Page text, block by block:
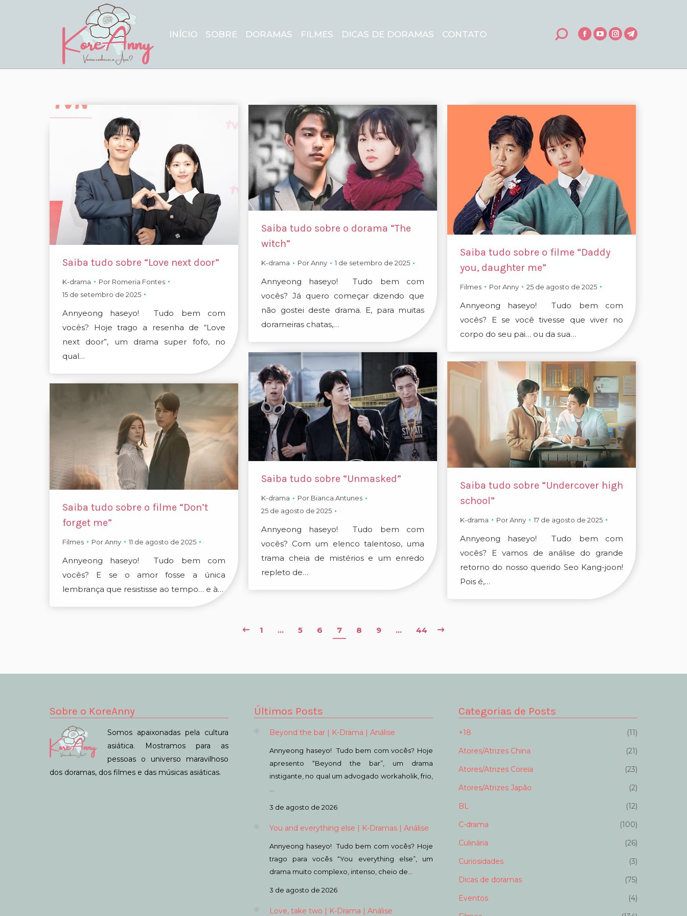
INÍCIO SOBRE DORAMAS FILMES DICAS DE DORAMAS CONTATO Search: Facebook
YouTube
Instagram
Telegram
Saiba tudo sobre “Love next door”
K-drama Por Romeria Fontes
15 de setembro de 2025
Annyeong haseyo! Tudo bem com
vocês? Hoje trago a resenha de “Love
next door”, um drama super fofo, no
qual…
Saiba tudo sobre o dorama “The
witch”
K-drama PorAnny 1 de setembro de 2025
Annyeong haseyo! Tudo bem com
vocês? Já quero começar dizendo que
não gostei deste drama. E, para muitas
dorameiras chatas,…
Saiba tudo sobre o filme “Daddy
you, daughter me”
Filmes PorAnny 25 de agosto de 2025
Annyeong haseyo! Tudo bem com
vocês? E se você tivesse que viver no
corpo do seu pai… ou da sua…
Saiba tudo sobre “Unmasked”
K-drama Por Bianca Antunes
25 de agosto de 2025
Annyeong haseyo! Tudo bem com
vocês? Com um elenco talentoso, uma
trama cheia de mistérios e um enredo
repleto de…
Saiba tudo sobre “Undercover high
school”
K-drama PorAnny 17 de agosto de 2025
Annyeong haseyo! Tudo bem com
vocês? E vamos de análise do grande
retorno do nosso querido Seo Kang-joon!
Pois é,…
Saiba tudo sobre o filme “Don’t
forget me”
Filmes PorAnny 11 de agosto de 2025
Annyeong haseyo! Tudo bem com
vocês? E se o amor fosse a única
lembrança que resistisse ao tempo… e à…
1 … 5 6 7 8 9 … 44
Sobre o KoreAnny
Somos apaixonadas pela cultura
asiática. Mostramos para as
pessoas o universo maravilhoso
dos doramas, dos filmes e das músicas asiáticas.
Últimos Posts
Beyond the bar | K-Drama | Análise
Annyeong haseyo! Tudo bem com vocês? Hoje
apresento “Beyond the bar”, um drama
instigante, no qual um advogado workaholik, frio,
3 de agosto de 2026
You and everything else | K-Dramas | Análise
Annyeong haseyo! Tudo bem com vocês? Hoje
trago para vocês “You everything else”, um
drama muito complexo, intenso, cheio de…
3 de agosto de 2026
Love, take two | K-Drama | Análise
Categorias de Posts
+18
(11)
Atores/Atrizes China
(21)
Atores/Atrizes Coreia
(23)
Atores/Atrizes Japão
(2)
BL
(12)
C-drama
(100)
Culinária
(26)
Curiosidades
(3)
Dicas de doramas
(75)
Eventos
(4)